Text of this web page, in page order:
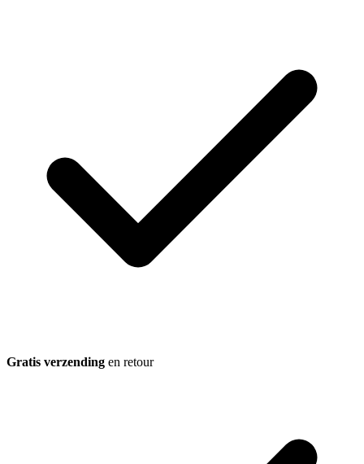
Gratis verzending en retour